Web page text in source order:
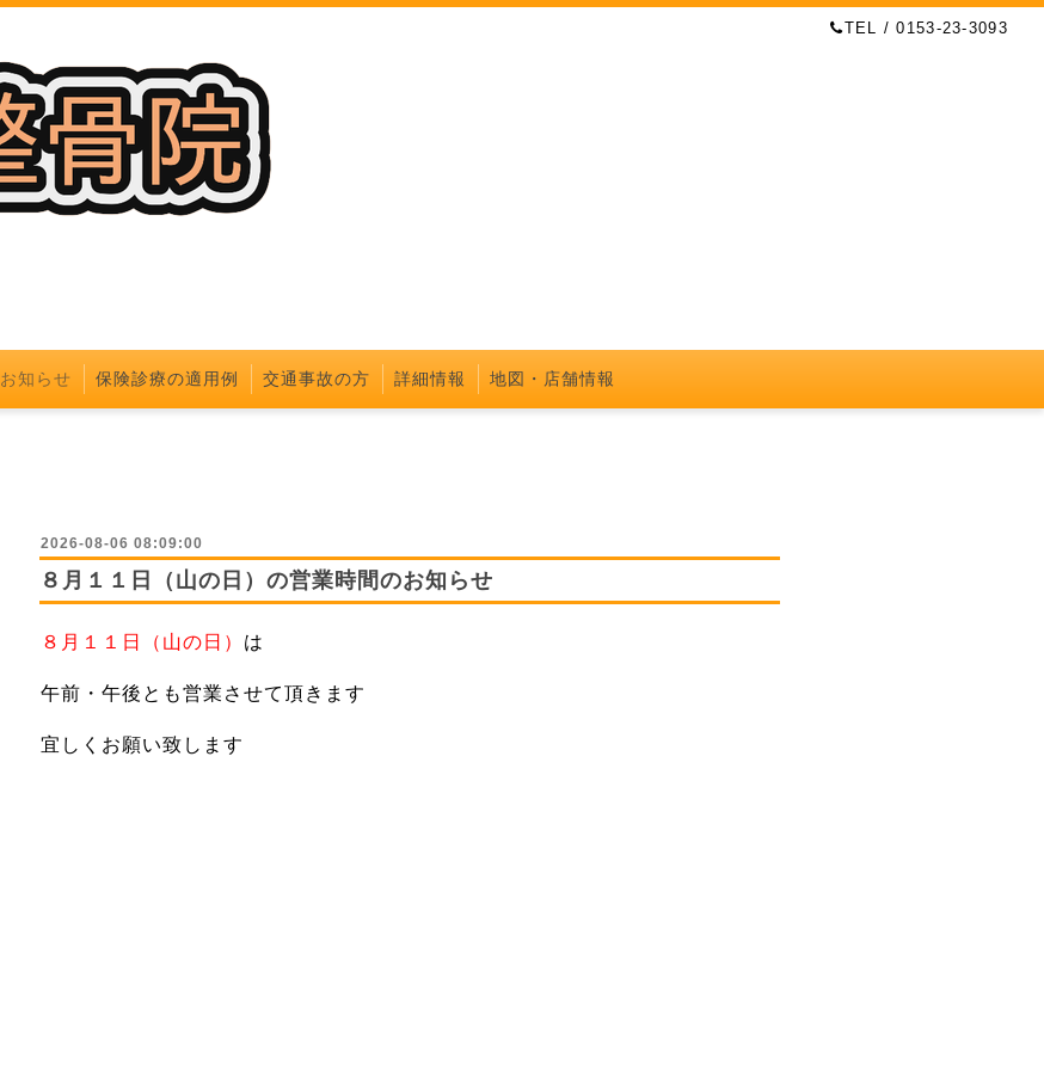
TEL / 0153-23-3093
お知らせ 保険診療の適用例 交通事故の方 詳細情報 地図・店舗情報
2026-08-06 08:09:00
８月１１日（山の日）の営業時間のお知らせ
８月１１日（山の日） は
午前・午後とも営業させて頂きます
宜しくお願い致します